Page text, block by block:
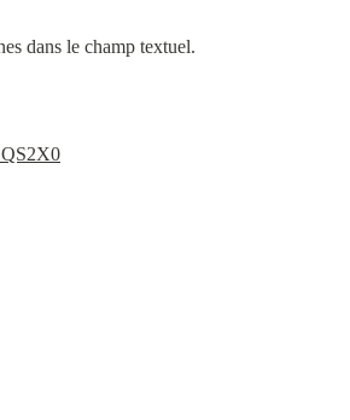
dans le champ textuel.